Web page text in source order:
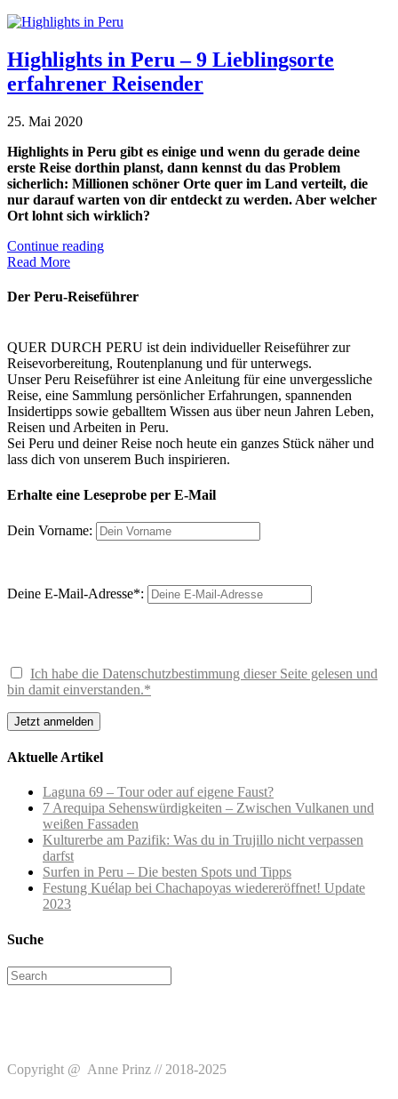
Highlights in Peru – 9 Lieblingsorte
erfahrener Reisender
25. Mai 2020
Highlights in Peru gibt es einige und wenn du gerade deine
erste Reise dorthin planst, dann kennst du das Problem
sicherlich: Millionen schöner Orte quer im Land verteilt, die
nur darauf warten von dir entdeckt zu werden. Aber welcher
Ort lohnt sich wirklich?
Continue reading
Read More
Der Peru-Reiseführer
QUER DURCH PERU ist dein individueller Reiseführer zur
Reisevorbereitung, Routenplanung und für unterwegs.
Unser Peru Reiseführer ist eine Anleitung für eine unvergessliche
Reise, eine Sammlung persönlicher Erfahrungen, spannenden
Insidertipps sowie geballtem Wissen aus über neun Jahren Leben,
Reisen und Arbeiten in Peru.
Sei Peru und deiner Reise noch heute ein ganzes Stück näher und
lass dich von unserem Buch inspirieren.
Erhalte eine Leseprobe per E-Mail
Dein Vorname:
Deine E-Mail-Adresse*:
Ich habe die Datenschutzbestimmung dieser Seite gelesen und
bin damit einverstanden.*
Aktuelle Artikel
Laguna 69 – Tour oder auf eigene Faust?
7 Arequipa Sehenswürdigkeiten – Zwischen Vulkanen und
weißen Fassaden
Kulturerbe am Pazifik: Was du in Trujillo nicht verpassen
darfst
Surfen in Peru – Die besten Spots und Tipps
Festung Kuélap bei Chachapoyas wiedereröffnet! Update
2023
Suche
Search
for:
Copyright @ Anne Prinz // 2018-2025